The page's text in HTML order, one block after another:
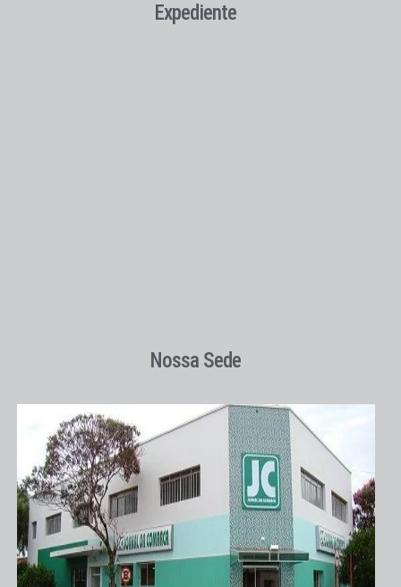
Expediente
Nossa Sede